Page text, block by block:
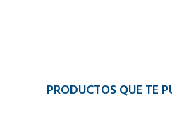
PRODUCTOS QUE TE